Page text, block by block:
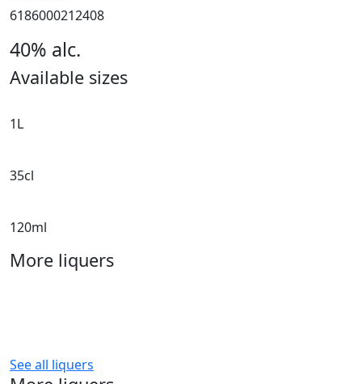
6186000212408
40% alc.
Available sizes
1L
35cl
120ml
More liquers
See all liquers